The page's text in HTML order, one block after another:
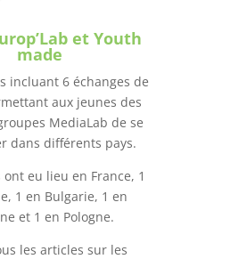
et Youth
made
incluant 6 échanges de
aux jeunes des
MediaLab de se
dans différents pays.
ont eu lieu en France, 1
1 en Bulgarie, 1 en
et 1 en Pologne.
les articles sur les